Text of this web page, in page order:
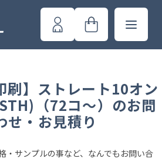
刷】ストレート10オン
（72コ～）のお問
せ・お見積り
・サンプルの事など、なんでもお問い合